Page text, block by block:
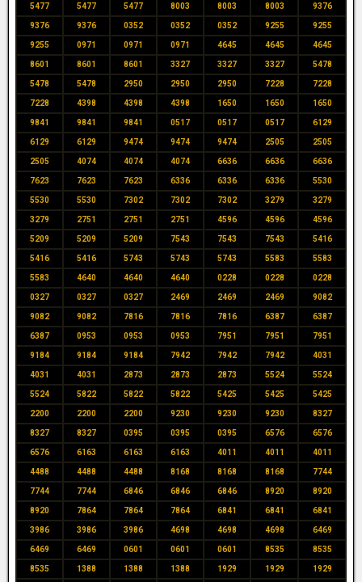
5477 5477 5477 8003 8003 8003 9376
9376 9376 0352 0352 0352 9255 9255
9255 0971 0971 0971 4645 4645 4645
8601 8601 8601 3327 3327 3327 5478
5478 5478 2950 2950 2950 7228 7228
7228 4398 4398 4398 1650 1650 1650
9841 9841 9841 0517 0517 0517 6129
6129 6129 9474 9474 9474 2505 2505
2505 4074 4074 4074 6636 6636 6636
7623 7623 7623 6336 6336 6336 5530
5530 5530 7302 7302 7302 3279 3279
3279 2751 2751 2751 4596 4596 4596
5209 5209 5209 7543 7543 7543 5416
5416 5416 5743 5743 5743 5583 5583
5583 4640 4640 4640 0228 0228 0228
0327 0327 0327 2469 2469 2469 9082
9082 9082 7816 7816 7816 6387 6387
6387 0953 0953 0953 7951 7951 7951
9184 9184 9184 7942 7942 7942 4031
4031 4031 2873 2873 2873 5524 5524
5524 5822 5822 5822 5425 5425 5425
2200 2200 2200 9230 9230 9230 8327
8327 8327 0395 0395 0395 6576 6576
6576 6163 6163 6163 4011 4011 4011
4488 4488 4488 8168 8168 8168 7744
7744 7744 6846 6846 6846 8920 8920
8920 7864 7864 7864 6841 6841 6841
3986 3986 3986 4698 4698 4698 6469
6469 6469 0601 0601 0601 8535 8535
8535 1388 1388 1388 1929 1929 1929